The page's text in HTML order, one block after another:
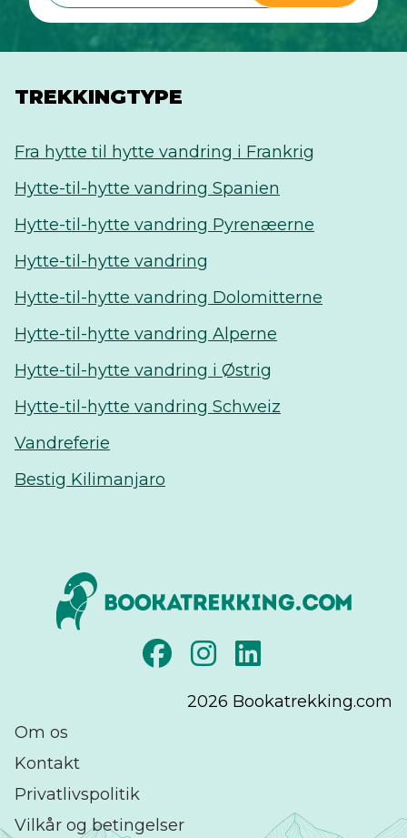
TREKKINGTYPE
Fra hytte til hytte vandring i Frankrig
Hytte-til-hytte vandring Spanien
Hytte-til-hytte vandring Pyrenæerne
Hytte-til-hytte vandring
Hytte-til-hytte vandring Dolomitterne
Hytte-til-hytte vandring Alperne
Hytte-til-hytte vandring i Østrig
Hytte-til-hytte vandring Schweiz
Vandreferie
Bestig Kilimanjaro
2026 Bookatrekking.com
Om os
Kontakt
Privatlivspolitik
Vilkår og betingelser